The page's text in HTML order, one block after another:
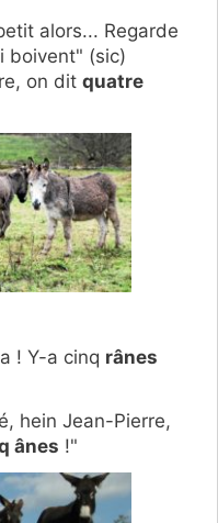
alors... Regarde
boivent" (sic)
on dit quatre
! Y-a cinq rânes
hein Jean-Pierre,
ânes !"